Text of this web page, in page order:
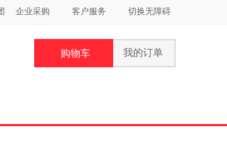
企业采购 客户服务 切换无障碍
购物车 我的订单